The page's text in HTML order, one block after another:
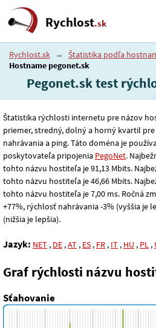
Rychlost.sk
Rychlost.sk → Štatistika podľa
Hostname pegonet.sk
Pegonet.sk test
Štatistika rýchlosti internetu pre názov
priemer, stredný, dolný a horný kvartil
nahrávania a ping. Táto doména je
poskytovateľa pripojenia PegoNet.
tohto názvu hostiteľa je 91,13 Mbits.
tohto názvu hostiteľa je 46,66 Mbits.
tohto názvu hostiteľa je 7,00 ms. Ročná
+77%, rýchlosť nahrávania -3% (vyššia je
(nižšia je lepšia).
Jazyk: NET , DE ,AT , ES , FR , IT , HU , PL ,
Graf rýchlosti názvu
Sťahovanie